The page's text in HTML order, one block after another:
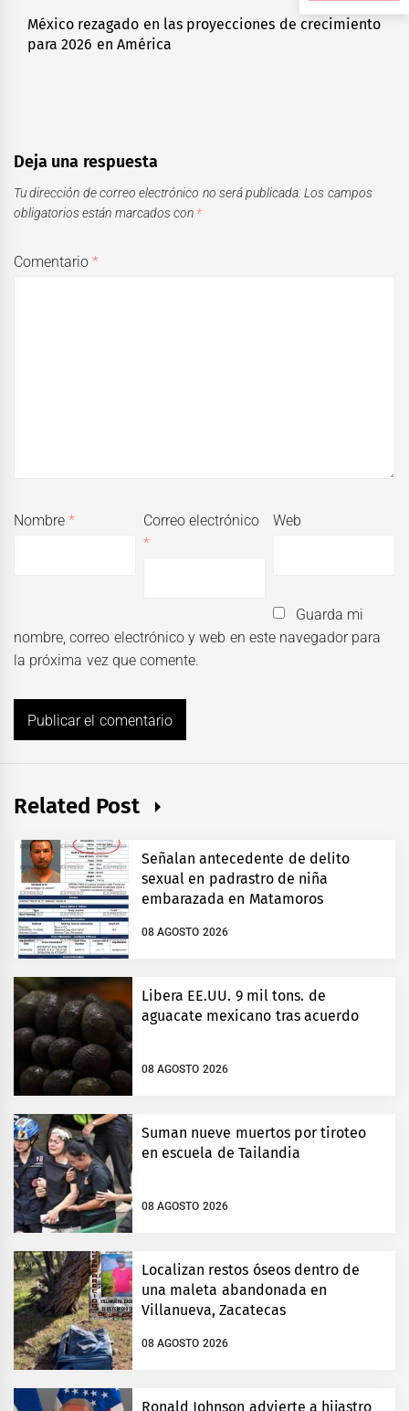
Next
post:
México rezagado en las proyecciones de crecimiento
para 2026 en América
Deja una respuesta
Tu dirección de correo electrónico no será publicada. Los campos
obligatorios están marcados con *
Comentario*
Nombre*
Correo electrónico
*
Web
Guarda mi
nombre, correo electrónico y web en este navegador para
la próxima vez que comente.
Related Post
Señalan antecedente de delito
sexual en padrastro de niña
embarazada en Matamoros
08 AGOSTO 2026
Libera EE.UU. 9 mil tons. de
aguacate mexicano tras acuerdo
08 AGOSTO 2026
Suman nueve muertos por tiroteo
en escuela de Tailandia
08 AGOSTO 2026
Localizan restos óseos dentro de
una maleta abandonada en
Villanueva, Zacatecas
08 AGOSTO 2026
Ronald Johnson advierte a hijastro